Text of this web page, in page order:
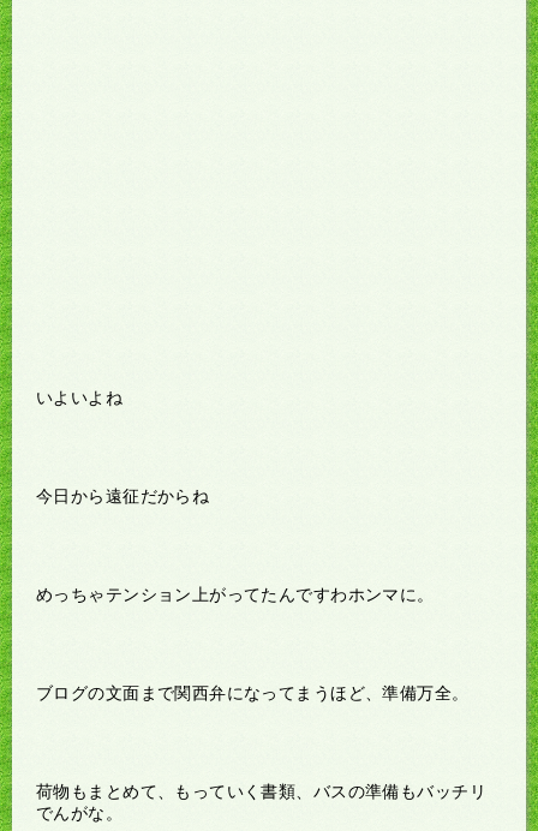
いよいよね
今日から遠征だからね
めっちゃテンション上がってたんですわホンマに。
ブログの文面まで関西弁になってまうほど、準備万全。
荷物もまとめて、もっていく書類、バスの準備もバッチリ
でんがな。